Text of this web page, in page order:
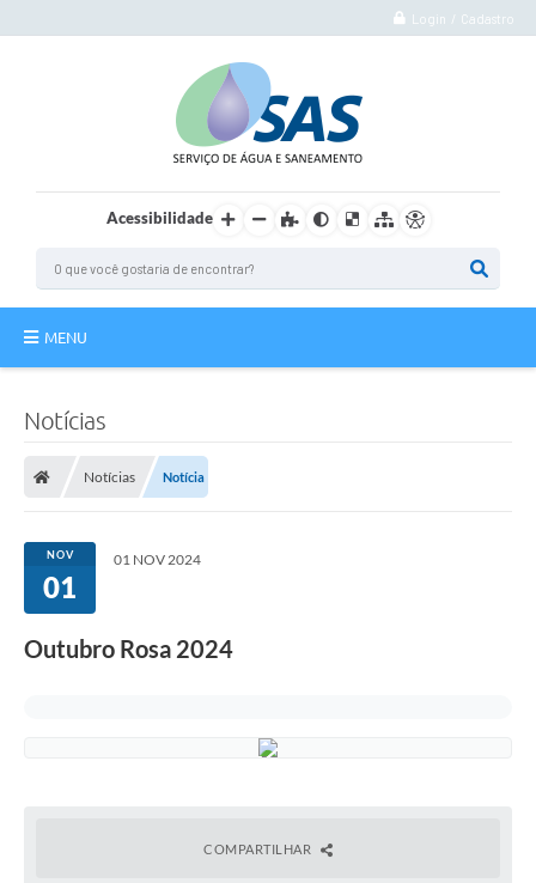
Login / Cadastro
Acessibilidade
MENU
Autoatendimento
Serviços
Notícias
Notícias Notícia
NOV
01
01 NOV 2024
Outubro Rosa 2024
COMPARTILHAR